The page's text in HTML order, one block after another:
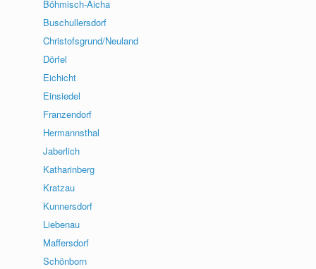
Böhmisch-Aicha
Buschullersdorf
Christofsgrund/Neuland
Dörfel
Eichicht
Einsiedel
Franzendorf
Hermannsthal
Jaberlich
Katharinberg
Kratzau
Kunnersdorf
Liebenau
Maffersdorf
Schönborn